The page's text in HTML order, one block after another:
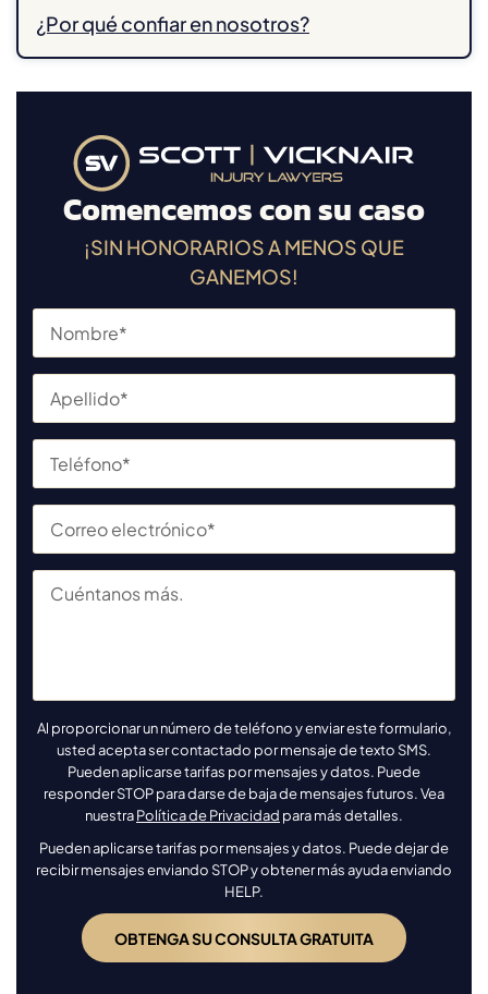
¿Por qué confiar en nosotros?
Comencemos con su caso
¡SIN HONORARIOS A MENOS QUE
GANEMOS!
Al proporcionar un número de teléfono y enviar este formulario,
usted acepta ser contactado por mensaje de texto SMS.
Pueden aplicarse tarifas por mensajes y datos. Puede
responder STOP para darse de baja de mensajes futuros. Vea
nuestraPolítica de Privacidad para más detalles.
Pueden aplicarse tarifas por mensajes y datos. Puede dejar de
recibir mensajes enviando STOP y obtener más ayuda enviando
HELP.